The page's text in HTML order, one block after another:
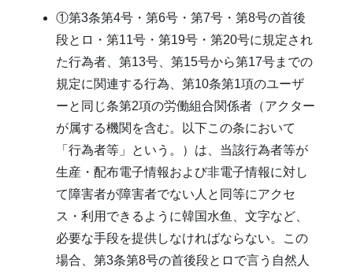
①第3条第4号・第6号・第7号・第8号の首後
段とロ・第11号・第19号・第20号に規定され
た行為者、第13号、第15号から第17号までの
規定に関連する行為、第10条第1項のユーザ
ーと同じ条第2項の労働組合関係者（アクター
が属する機関を含む。以下この条において
「行為者等」という。）は、当該行為者等が
生産・配布電子情報および非電子情報に対し
て障害者が障害者でない人と同等にアクセ
ス・利用できるように韓国水鱼、文字など、
必要な手段を提供しなければならない。この
場合、第3条第8号の首後段とロで言う自然人